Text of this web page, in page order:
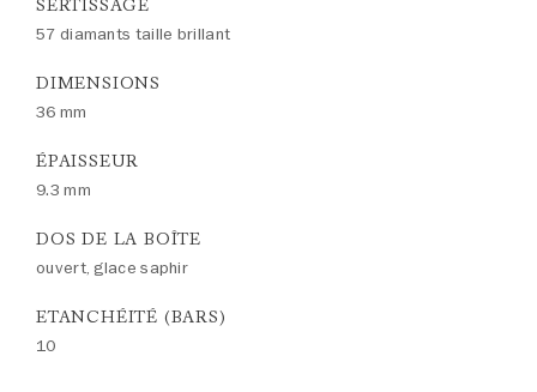
SERTISSAGE
57 diamants taille brillant
DIMENSIONS
36 mm
ÉPAISSEUR
9.3 mm
DOS DE LA BOÎTE
ouvert, glace saphir
ETANCHÉITÉ (BARS)
10